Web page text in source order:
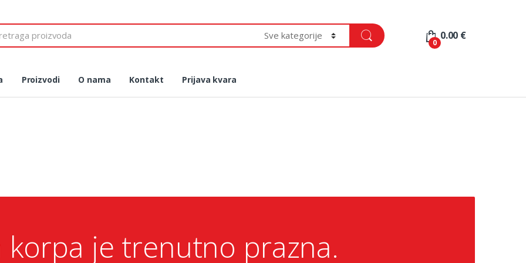
for:
0
0.00 €
Proizvodi O nama Kontakt Prijava kvara
korpa je trenutno prazna.